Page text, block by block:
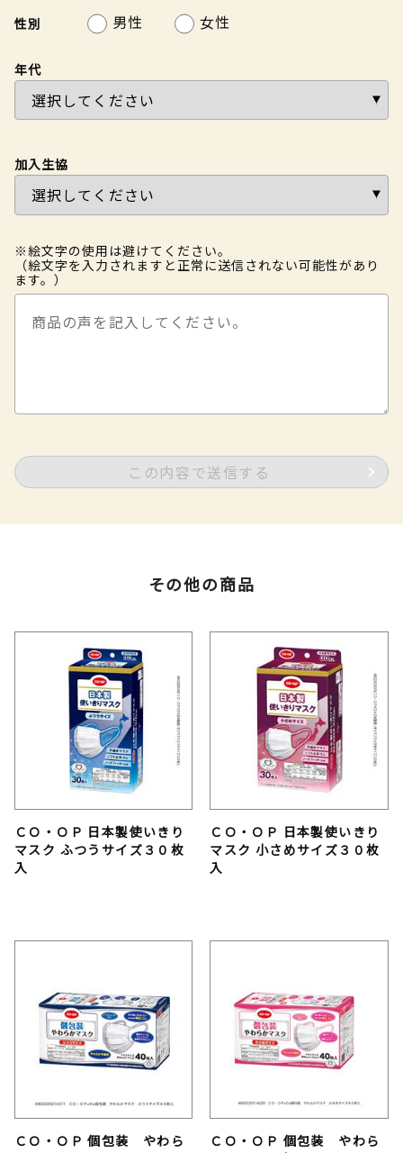
性別 男性 女性
年代
加入生協
※絵文字の使用は避けてください。
（絵文字を入力されますと正常に送信されない可能性があり
ます。）
この内容で送信する
その他の商品
ＣＯ・ＯＰ 日本製使いきり
マスク ふつうサイズ３０枚
入
ＣＯ・ＯＰ 日本製使いきり
マスク 小さめサイズ３０枚
入
ＣＯ・ＯＰ 個包装 やわら
ＣＯ・ＯＰ 個包装 やわら